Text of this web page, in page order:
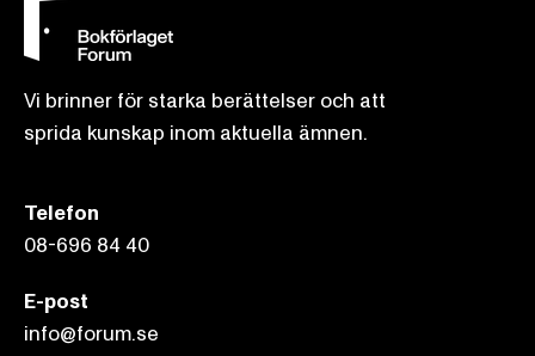
Vi brinner för starka berättelser och att
sprida kunskap inom aktuella ämnen.
Telefon
08-696 84 40
E-post
info@forum.se